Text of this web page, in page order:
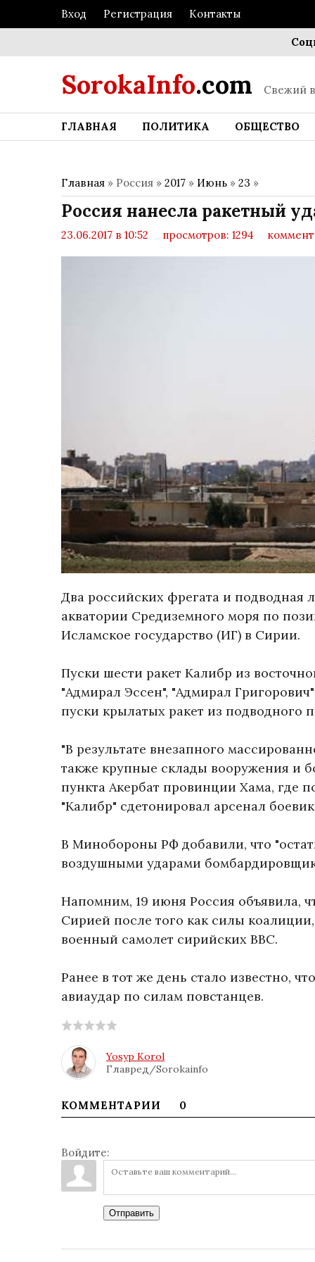
Вход Регистрация Контакты
SorokaInfo.com Свежий
ГЛАВНАЯ ПОЛИТИКА ОБЩЕСТВО
Главная » Россия » 2017 » Июнь » 23 »
Россия нанесла ракетный
23.06.2017 в 10:52 просмотров: 1294
Два российских фрегата и подводная
акватории Средиземного моря по
Исламское государство (ИГ) в Сирии.
Пуски шести ракет Калибр из
"Адмирал Эссен", "Адмирал
пуски крылатых ракет из подводного
"В результате внезапного
также крупные склады вооружения и
пункта Акербат провинции Хама, где
"Калибр" сдетонировал арсенал
В Минобороны РФ добавили, что
воздушными ударами
Напомним, 19 июня Россия объявила,
Сирией после того как силы
военный самолет сирийских ВВС.
Ранее в тот же день стало известно,
авиаудар по силам повстанцев.
Yosyp Korol
Главред/Sorokainfo
КОММЕНТАРИИ 0
Войдите:
Отправить